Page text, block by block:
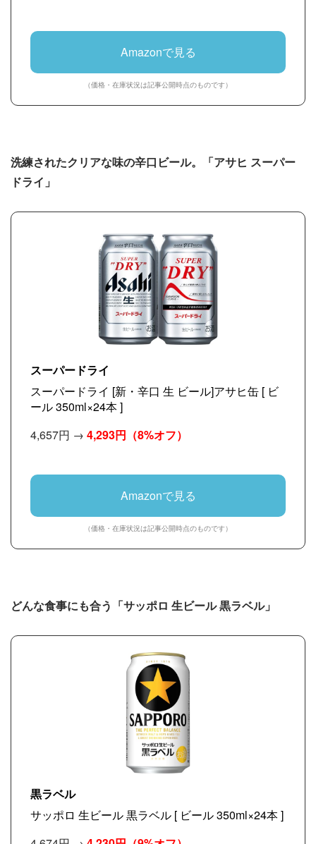
Amazonで見る
（価格・在庫状況は記事公開時点のものです）
洗練されたクリアな味の辛口ビール。「アサヒ スーパー
ドライ」
スーパードライ
スーパードライ [新・辛口 生 ビール]アサヒ缶 [ ビ
ール 350ml×24本 ]
4,657円 → 4,293円 （8%オフ）
Amazonで見る
（価格・在庫状況は記事公開時点のものです）
どんな食事にも合う「サッポロ 生ビール 黒ラベル」
黒ラベル
サッポロ 生ビール 黒ラベル [ ビール 350ml×24本 ]